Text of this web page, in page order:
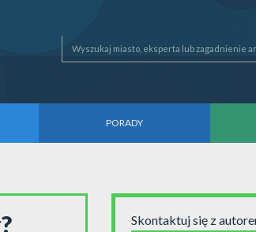
PORADY
Skontaktuj się z